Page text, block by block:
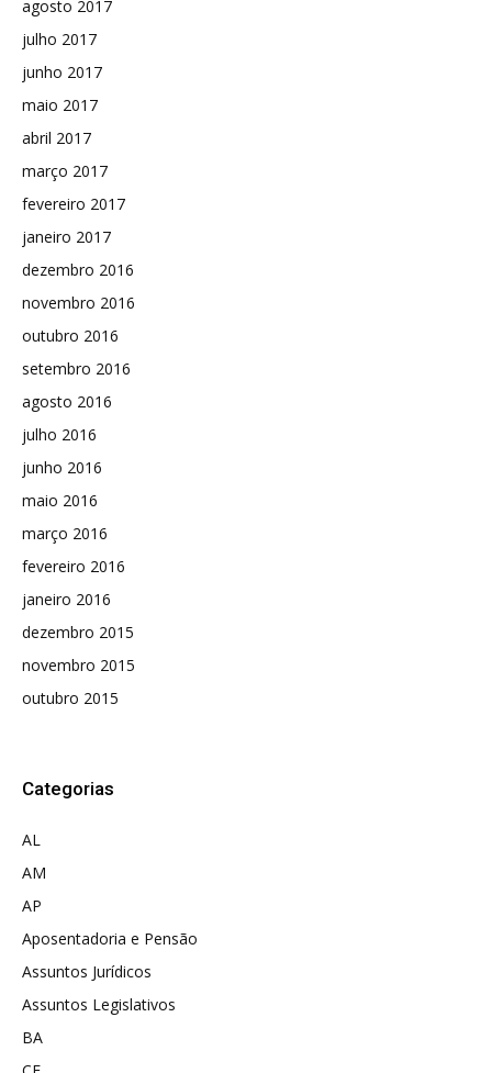
agosto 2017
julho 2017
junho 2017
maio 2017
abril 2017
março 2017
fevereiro 2017
janeiro 2017
dezembro 2016
novembro 2016
outubro 2016
setembro 2016
agosto 2016
julho 2016
junho 2016
maio 2016
março 2016
fevereiro 2016
janeiro 2016
dezembro 2015
novembro 2015
outubro 2015
Categorias
AL
AM
AP
Aposentadoria e Pensão
Assuntos Jurídicos
Assuntos Legislativos
BA